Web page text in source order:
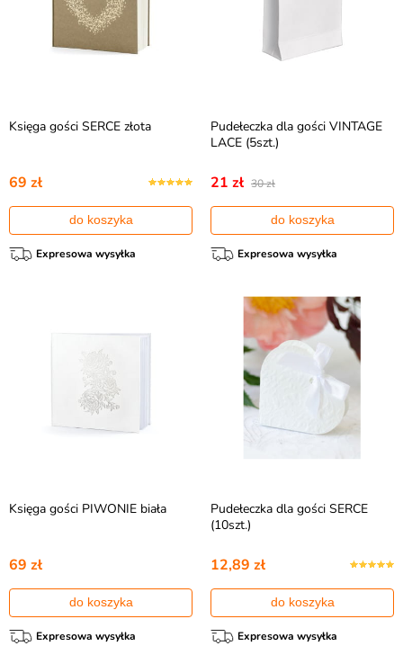
Księga gości SERCE złota
69 zł
do koszyka
Expresowa wysyłka
Pudełeczka dla gości VINTAGE
LACE (5szt.)
21 zł 30 zł
do koszyka
Expresowa wysyłka
Księga gości PIWONIE biała
69 zł
do koszyka
Expresowa wysyłka
Pudełeczka dla gości SERCE
(10szt.)
12,89 zł
do koszyka
Expresowa wysyłka